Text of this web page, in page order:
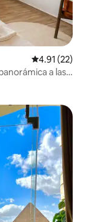
Calificación
4.91 (22)
a las